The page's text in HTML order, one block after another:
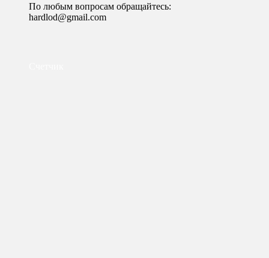
По любым вопросам обращайтесь:
hardlod@gmail.com